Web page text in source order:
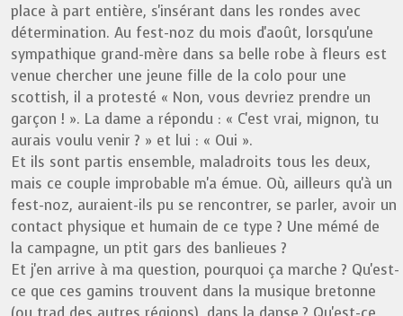
place à part entière, s'insérant dans les rondes avec
détermination. Au fest-noz du mois d'août, lorsqu'une
sympathique grand-mère dans sa belle robe à fleurs est
venue chercher une jeune fille de la colo pour une
scottish, il a protesté « Non, vous devriez prendre un
garçon ! ». La dame a répondu : « C'est vrai, mignon, tu
aurais voulu venir ? » et lui : « Oui ».
Et ils sont partis ensemble, maladroits tous les deux,
mais ce couple improbable m'a émue. Où, ailleurs qu'à un
fest-noz, auraient-ils pu se rencontrer, se parler, avoir un
contact physique et humain de ce type ? Une mémé de
la campagne, un ptit gars des banlieues ?
Et j'en arrive à ma question, pourquoi ça marche ? Qu'est-
ce que ces gamins trouvent dans la musique bretonne